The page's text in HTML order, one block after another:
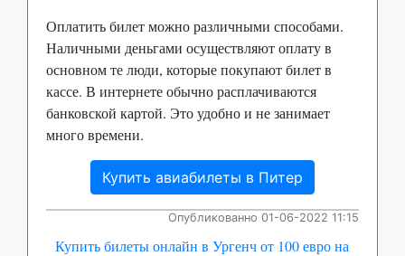
Оплатить билет можно различными способами.
Наличными деньгами осуществляют оплату в
основном те люди, которые покупают билет в
кассе. В интернете обычно расплачиваются
банковской картой. Это удобно и не занимает
много времени.
Купить авиабилеты в Питер
Опубликованно 01-06-2022 11:15
Купить билеты онлайн в Ургенч от 100 евро на